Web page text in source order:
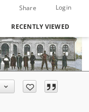
Share Login
RECENTLY VIEWED